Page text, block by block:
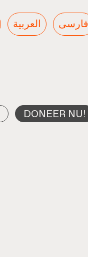
العربية فارسی
DONEER NU!